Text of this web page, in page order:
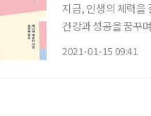
지금, 인생의 체력을 길러
건강과 성공을 꿈꾸
2021-01-15 09:41